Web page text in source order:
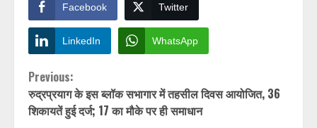
Facebook Twitter
LinkedIn WhatsApp
Continue
Reading
Previous:
रुद्रप्रयाग के इस ब्लॉक सभागार में तहसील दिवस आयोजित, 36
शिकायतें हुई दर्ज; 17 का मौके पर ही समाधान